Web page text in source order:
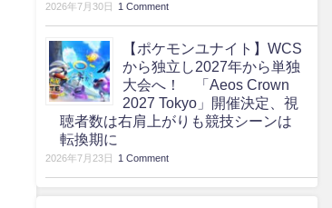
2026年7月30日 1 Comment
【ポケモンユナイト】WCS
から独立し2027年から単独
大会へ！ 「Aeos Crown
2027 Tokyo」開催決定、視
聴者数は右肩上がりも競技シーンは
転換期に
2026年7月23日 1 Comment